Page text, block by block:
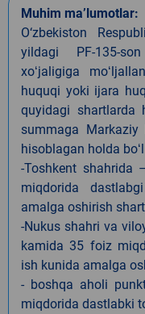
Muhim ma’lumotlar:
O‘zbekiston
yildagi PF-135-
xoʻjaligiga
huquqi yoki ijara
quyidagi shartlarda
summaga
hisoblagan holda
-Toshkent
miqdorida
amalga oshirish
-Nukus shahri va
kamida 35 foiz
ish kunida amalga
- boshqa aholi
miqdorida dastlabki